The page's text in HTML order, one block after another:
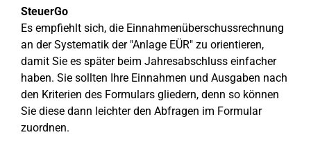
SteuerGo
Es empfiehlt sich, die Einnahmenüberschussrechnung
an der Systematik der "Anlage EÜR" zu orientieren,
damit Sie es später beim Jahresabschluss einfacher
haben. Sie sollten Ihre Einnahmen und Ausgaben nach
den Kriterien des Formulars gliedern, denn so können
Sie diese dann leichter den Abfragen im Formular
zuordnen.